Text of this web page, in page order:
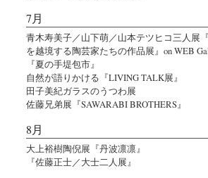
7月
青木寿美子／山下萌／山本テツヒコ三人展
を越境する陶芸家たちの作品展』on WEB
『夏の手堤包市』
自然が語りかける『LIVING TALK展』
田子美紀ガラスのうつわ展
佐藤兄弟展『SAWARABI BROTHERS』
8月
大上裕樹陶倪展『丹波凛凛』
『佐藤正士／大士二人展』